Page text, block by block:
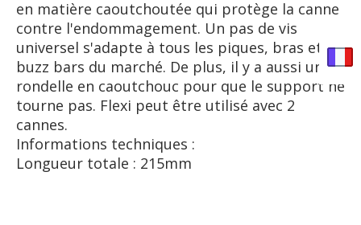
en matière caoutchoutée qui protège la canne
contre l'endommagement. Un pas de vis
universel s'adapte à tous les piques, bras et
buzz bars du marché. De plus, il y a aussi une
rondelle en caoutchouc pour que le support ne
tourne pas. Flexi peut être utilisé avec 2
cannes.
Informations techniques :
Longueur totale : 215mm